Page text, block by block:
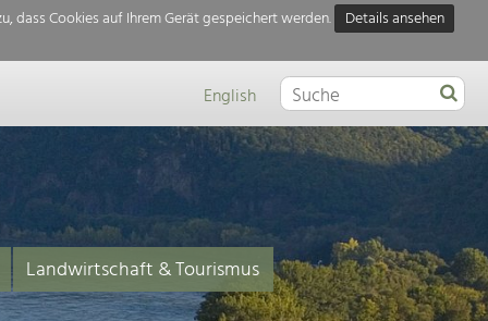
dass Cookies auf Ihrem Gerät gespeichert werden.
Details ansehen
English
Landwirtschaft & Tourismus